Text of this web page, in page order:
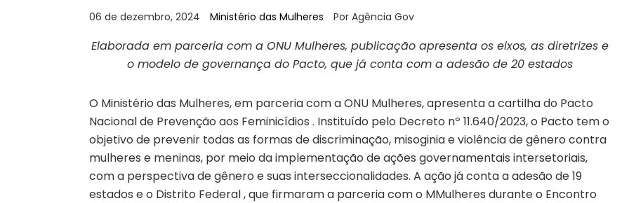
06 de dezembro, 2024 Ministério das Mulheres Por Agência Gov
Elaborada em parceria com a ONU Mulheres, publicação apresenta os eixos, as diretrizes e
o modelo de governança do Pacto, que já conta com a adesão de 20 estados
O Ministério das Mulheres, em parceria com a ONU Mulheres, apresenta a cartilha do Pacto
Nacional de Prevenção aos Feminicídios . Instituído pelo Decreto nº 11.640/2023, o Pacto tem o
objetivo de prevenir todas as formas de discriminação, misoginia e violência de gênero contra
mulheres e meninas, por meio da implementação de ações governamentais intersetoriais,
com a perspectiva de gênero e suas interseccionalidades. A ação já conta a adesão de 19
estados e o Distrito Federal , que firmaram a parceria com o MMulheres durante o Encontro